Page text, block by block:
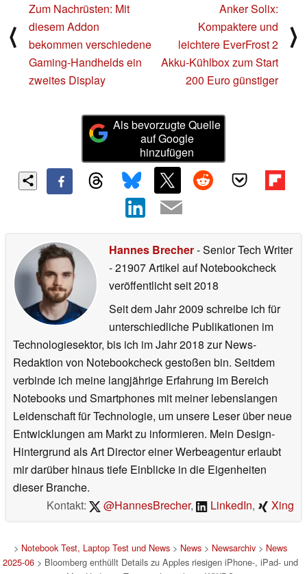
⟨
Zum Nachrüsten: Mit
diesem Addon
bekommen verschiedene
Gaming-Handhelds ein
zweites Display
Anker Solix:
Kompaktere und
leichtere EverFrost 2
Akku-Kühlbox zum Start
200 Euro günstiger
⟩
Als bevorzugte Quelle
auf Google
hinzufügen
Hannes Brecher- Senior Tech Writer
- 21907 Artikel auf Notebookcheck
veröffentlichtseit 2018
Seit dem Jahr 2009 schreibe ich für
unterschiedliche Publikationen im
Technologiesektor, bis ich im Jahr 2018 zur News-
Redaktion von Notebookcheck gestoßen bin. Seitdem
verbinde ich meine langjährige Erfahrung im Bereich
Notebooks und Smartphones mit meiner lebenslangen
Leidenschaft für Technologie, um unsere Leser über neue
Entwicklungen am Markt zu informieren. Mein Design-
Hintergrund als Art Director einer Werbeagentur erlaubt
mir darüber hinaus tiefe Einblicke in die Eigenheiten
dieser Branche.
Kontakt:
@HannesBrecher, LinkedIn, Xing
> Notebook Test, Laptop Test und News> News> Newsarchiv> News
2025-06> Bloomberg enthüllt Details zu Apples riesigen iPhone-, iPad- und